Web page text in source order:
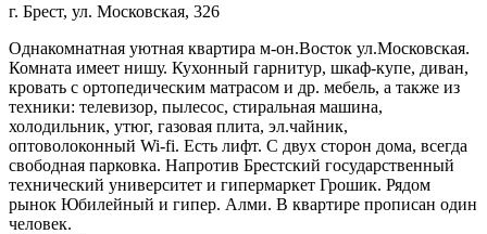
г. Брест, ул. Московская, 326
Однакомнатная уютная квартира м-он.Восток ул.Московская.
Комната имеет нишу. Кухонный гарнитур, шкаф-купе, диван,
кровать с ортопедическим матрасом и др. мебель, а также из
техники: телевизор, пылесос, стиральная машина,
холодильник, утюг, газовая плита, эл.чайник,
оптоволоконный Wi-fi. Есть лифт. С двух сторон дома, всегда
свободная парковка. Напротив Брестский государственный
технический университет и гипермаркет Грошик. Рядом
рынок Юбилейный и гипер. Алми. В квартире прописан один
человек.